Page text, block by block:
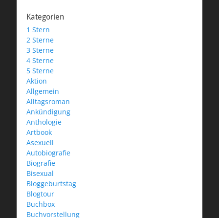
Kategorien
1 Stern
2 Sterne
3 Sterne
4 Sterne
5 Sterne
Aktion
Allgemein
Alltagsroman
Ankündigung
Anthologie
Artbook
Asexuell
Autobiografie
Biografie
Bisexual
Bloggeburtstag
Blogtour
Buchbox
Buchvorstellung